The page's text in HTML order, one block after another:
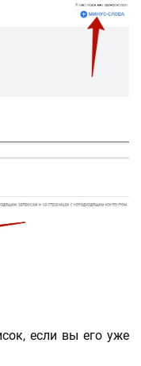
если вы его уже